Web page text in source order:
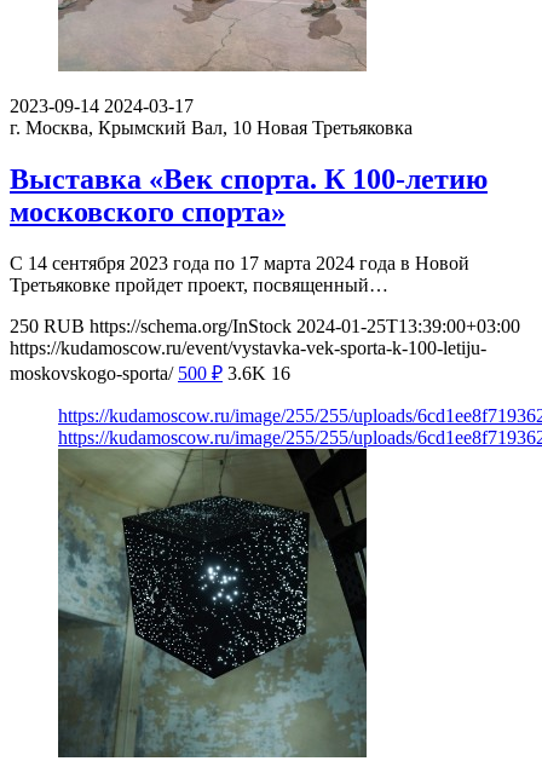
2023-09-14 2024-03-17
г. Москва, Крымский Вал, 10 Новая Третьяковка
Выставка «Век спорта. К 100-летию
московского спорта»
С 14 сентября 2023 года по 17 марта 2024 года в Новой
Третьяковке пройдет проект, посвященный…
250 RUB https://schema.org/InStock 2024-01-25T13:39:00+03:00
https://kudamoscow.ru/event/vystavka-vek-sporta-k-100-letiju-
moskovskogo-sporta/ 500 ₽ 3.6K 16
https://kudamoscow.ru/image/255/255/uploads/
https://kudamoscow.ru/image/255/255/uploads/